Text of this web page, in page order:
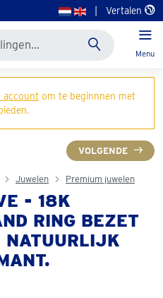
Vertalen
Menu
account om te beginnnen met
VOLGENDE
Juwelen Premium juwelen
- 18K
RING BEZET
NATUURLIJK